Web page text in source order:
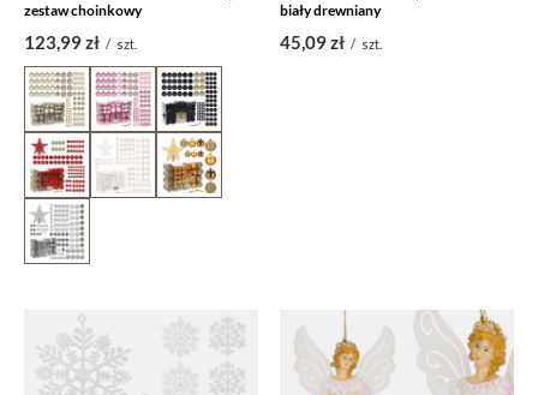
zestaw choinkowy
123,99 zł / szt.
biały drewniany
45,09 zł / szt.